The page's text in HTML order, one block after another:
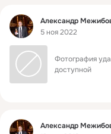
Фид Александр
5 ноя 2022
Фотография
доступной
Фид Александр